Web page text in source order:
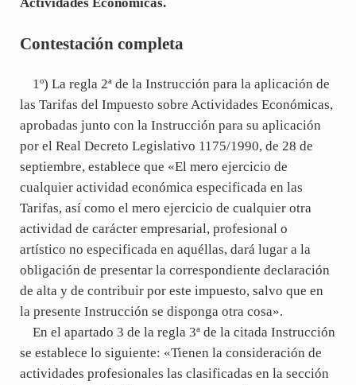
Actividades Económicas.
Contestación completa
1º) La regla 2ª de la Instrucción para la aplicación de
las Tarifas del Impuesto sobre Actividades Económicas,
aprobadas junto con la Instrucción para su aplicación
por el Real Decreto Legislativo 1175/1990, de 28 de
septiembre, establece que «El mero ejercicio de
cualquier actividad económica especificada en las
Tarifas, así como el mero ejercicio de cualquier otra
actividad de carácter empresarial, profesional o
artístico no especificada en aquéllas, dará lugar a la
obligación de presentar la correspondiente declaración
de alta y de contribuir por este impuesto, salvo que en
la presente Instrucción se disponga otra cosa».
En el apartado 3 de la regla 3ª de la citada Instrucción
se establece lo siguiente: «Tienen la consideración de
actividades profesionales las clasificadas en la sección